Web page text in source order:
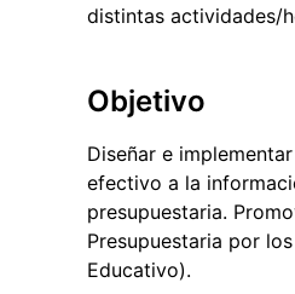
distintas actividades/
Objetivo
Diseñar e
efectivo a la
presupuestaria.
Presupuestaria por
Educativo).